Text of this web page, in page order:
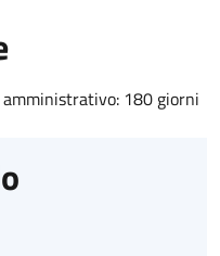
180 giorni